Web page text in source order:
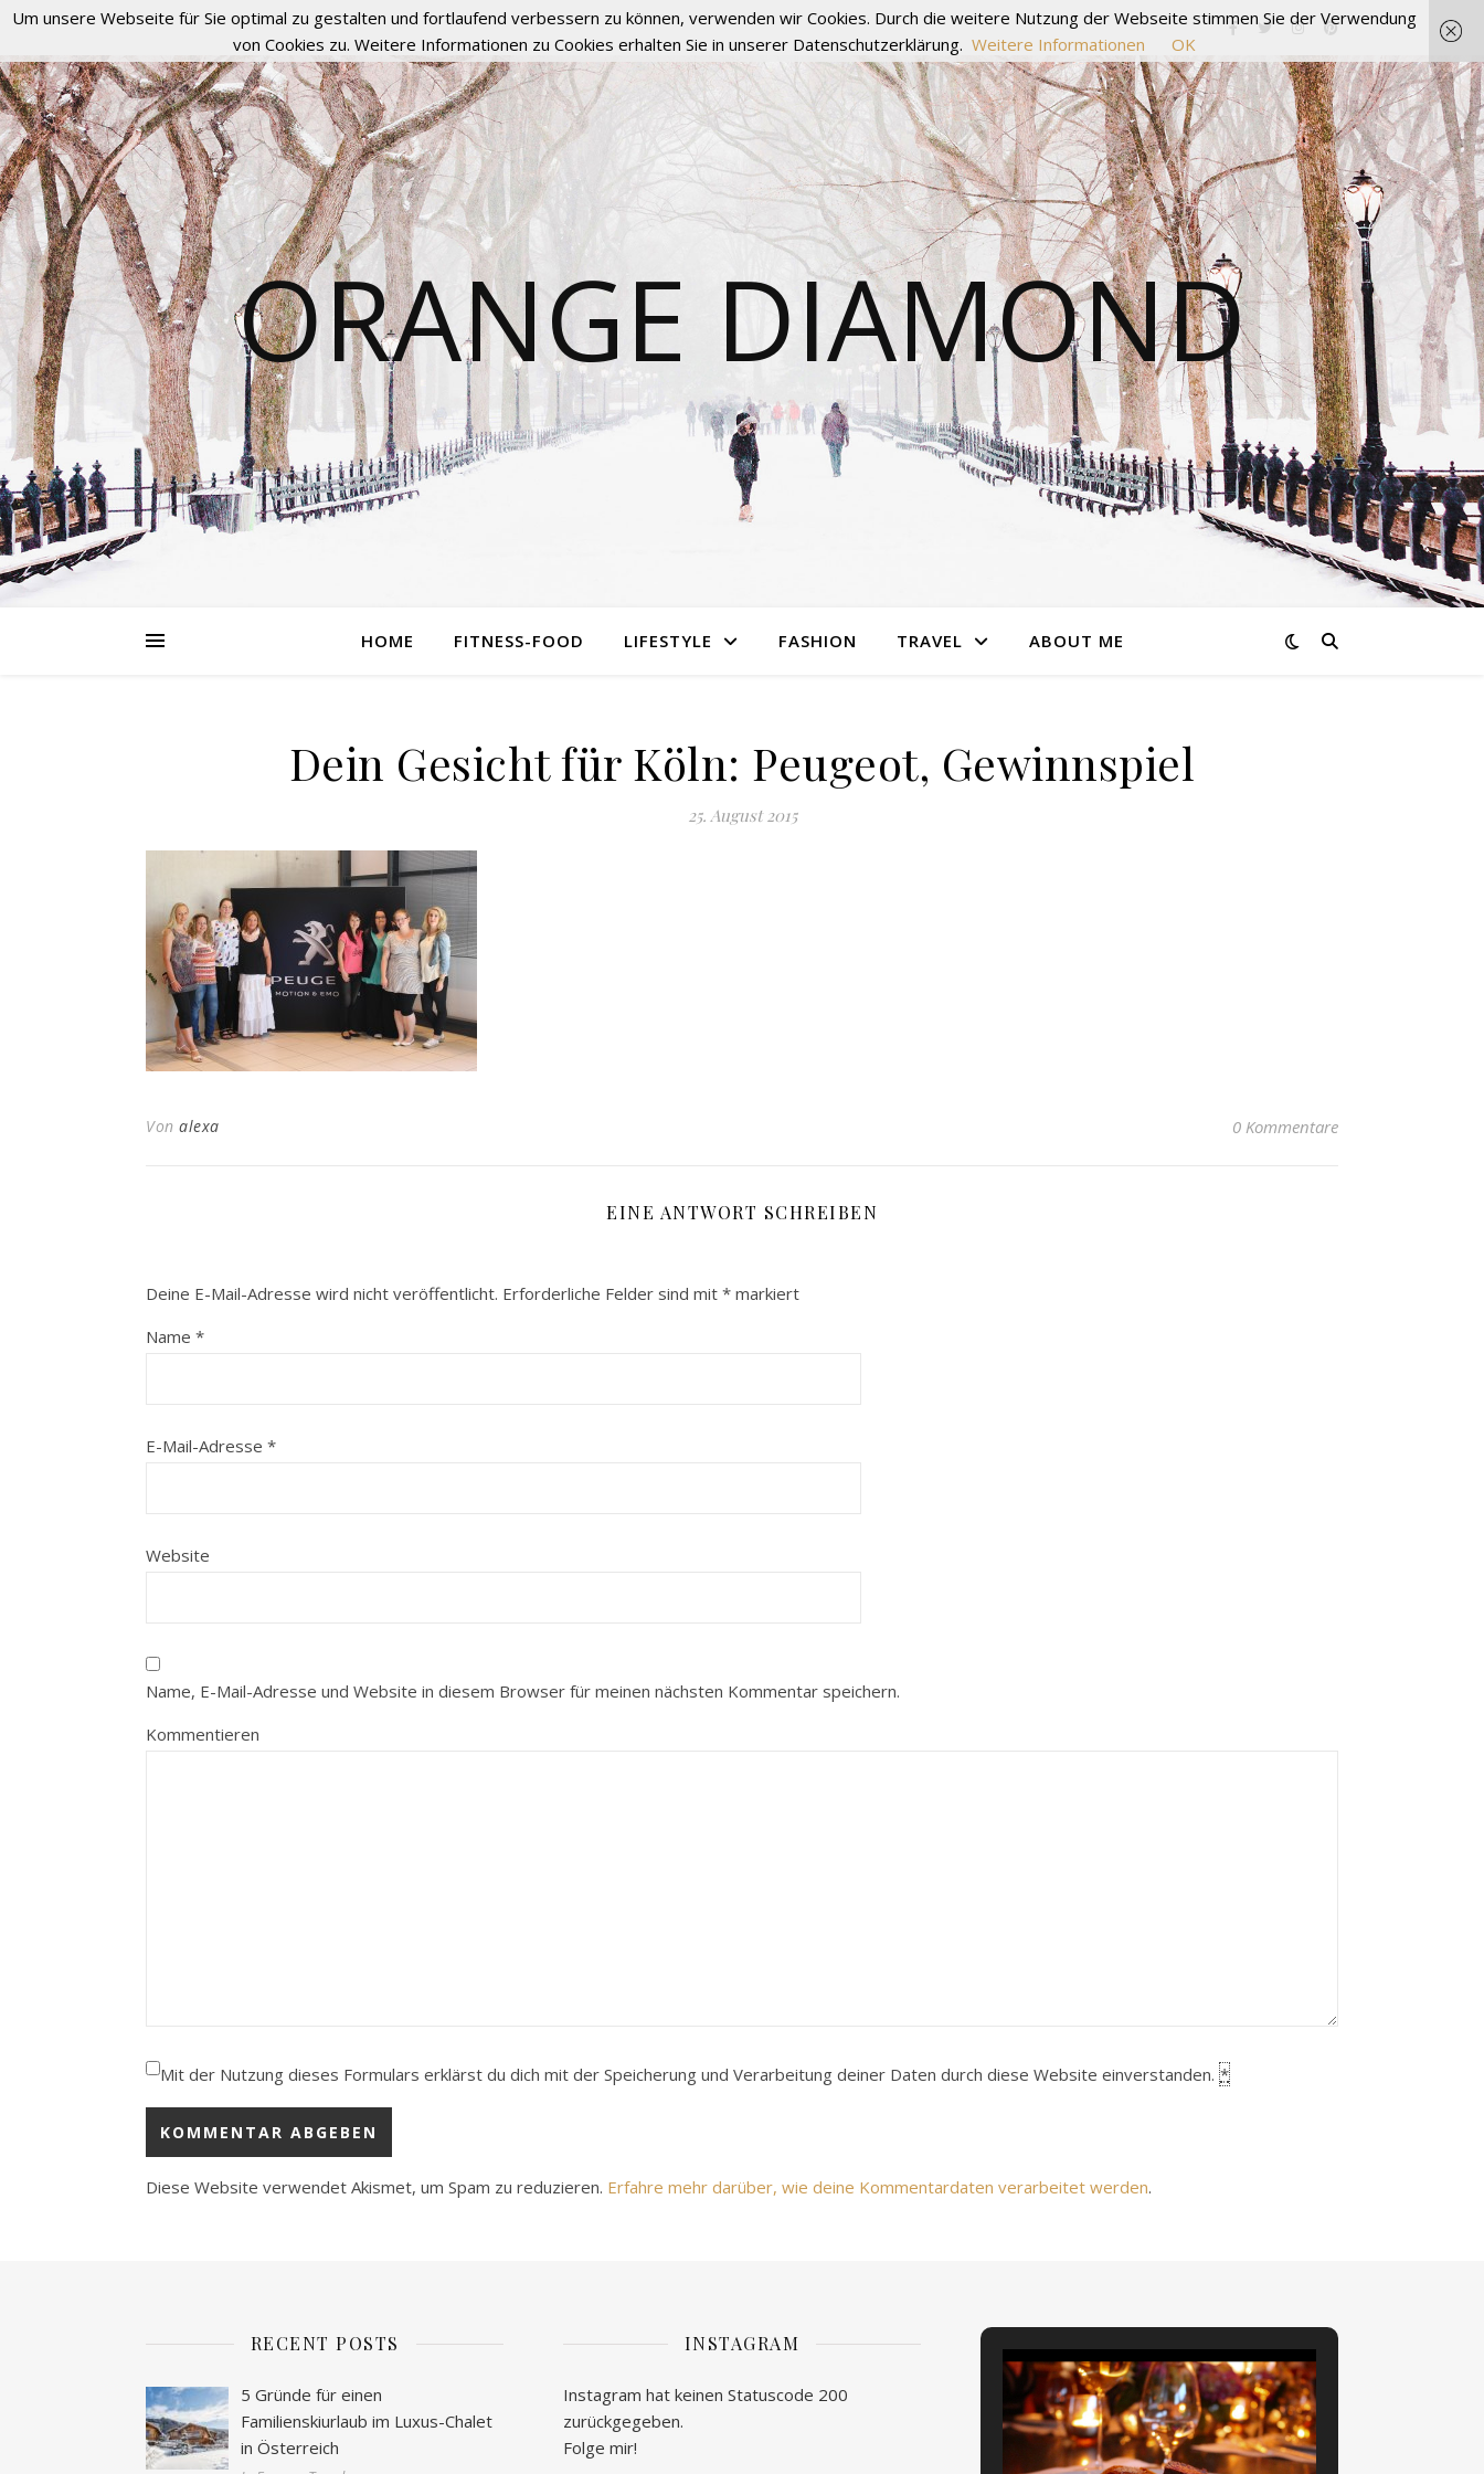
ORANGE DIAMOND
HOME FITNESS-FOOD LIFESTYLE FASHION TRAVEL ABOUT ME
Dein Gesicht für Köln: Peugeot, Gewinnspiel
25. August 2015
Von alexa 0 Kommentare
EINE ANTWORT SCHREIBEN
Deine E-Mail-Adresse wird nicht veröffentlicht. Erforderliche Felder sind mit * markiert
Name *
E-Mail-Adresse *
Website
Name, E-Mail-Adresse und Website in diesem Browser für meinen nächsten Kommentar speichern.
Kommentieren
Mit der Nutzung dieses Formulars erklärst du dich mit der Speicherung und Verarbeitung deiner Daten durch diese Website einverstanden. *
Diese Website verwendet Akismet, um Spam zu reduzieren. Erfahre mehr darüber, wie deine Kommentardaten verarbeitet werden.
RECENT POSTS
5 Gründe für einen
Familienskiurlaub im Luxus-Chalet
in Österreich
INSTAGRAM
Instagram hat keinen Statuscode 200
zurückgegeben.
Folge mir!
Um unsere Webseite für Sie optimal zu gestalten und fortlaufend verbessern zu können, verwenden wir Cookies. Durch die weitere Nutzung der Webseite stimmen Sie der Verwendung
von Cookies zu. Weitere Informationen zu Cookies erhalten Sie in unserer Datenschutzerklärung. Weitere Informationen OK